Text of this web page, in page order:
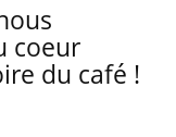
coeur
du café !